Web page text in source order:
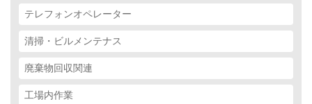
テレフォンオペレーター
清掃・ビルメンテナス
廃棄物回収関連
工場内作業